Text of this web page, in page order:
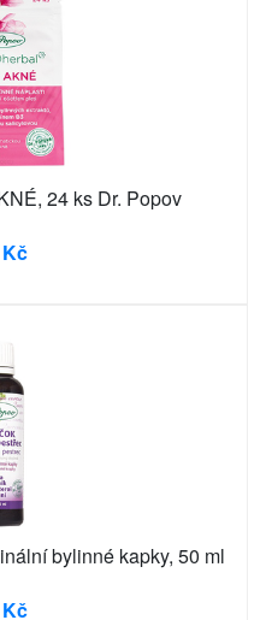
24 ks Dr. Popov
bylinné kapky, 50 ml